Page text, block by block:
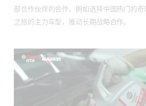
部合作伙伴的合作，例如选择中国热门的
之旅的主力车型，推动长期战略合作。